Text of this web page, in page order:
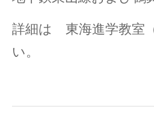
詳細は 東海進学教室
い。